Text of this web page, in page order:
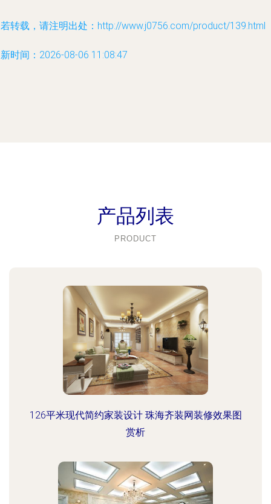
转载，请注明出处：http://www.j0756.com/product/139.html
时间：2026-08-06 11:08:47
产品列表
PRODUCT
126平米现代简约家装设计 珠海齐装网装修效果图
赏析